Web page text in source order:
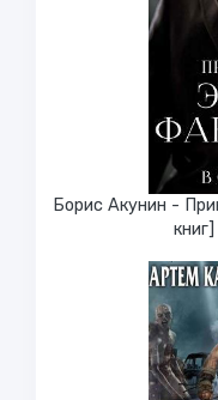
Борис Акунин -